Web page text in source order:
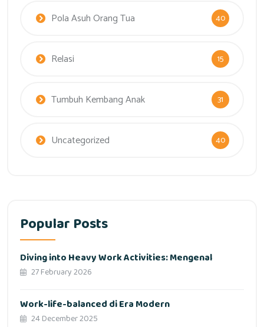
Pola Asuh Orang Tua 40
Relasi 15
Tumbuh Kembang Anak 31
Uncategorized 40
Popular Posts
Diving into Heavy Work Activities: Mengenal
27 February 2026
Work-life-balanced di Era Modern
24 December 2025